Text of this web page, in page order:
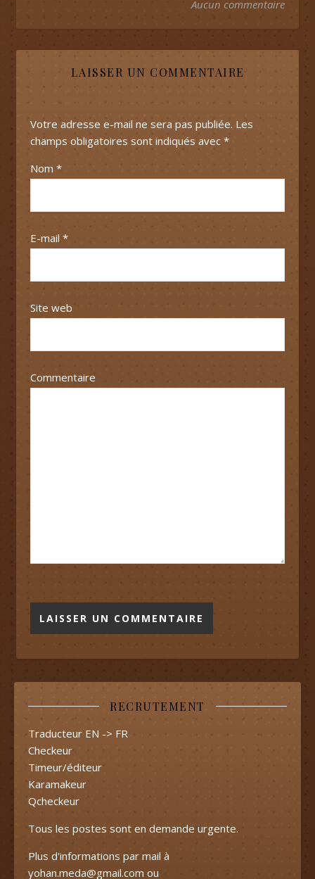
Aucun commentaire
LAISSER UN COMMENTAIRE
Votre adresse e-mail ne sera pas publiée. Les
champs obligatoires sont indiqués avec *
Nom *
E-mail *
Site web
Commentaire
RECRUTEMENT
Traducteur EN -> FR
Checkeur
Timeur/éditeur
Karamakeur
Qcheckeur
Tous les postes sont en demande urgente.
Plus d'informations par mail à
yohan.meda@gmail.com ou